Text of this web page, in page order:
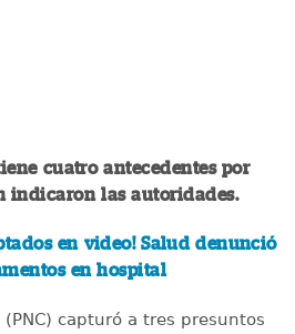
cuatro antecedentes por
indicaron las autoridades.
en video! Salud denunció
en hospital
(PNC) capturó a tres presuntos